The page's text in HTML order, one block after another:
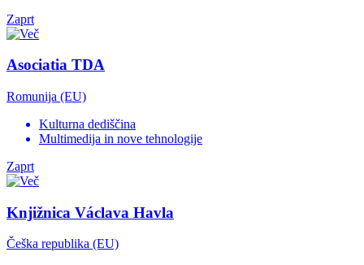
Zaprt
Asociatia TDA
Romunija (EU)
Kulturna dediščina
Multimedija in nove tehnologije
Zaprt
Knjižnica Václava Havla
Češka republika (EU)